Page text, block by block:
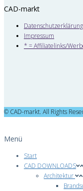
CAD-markt
Datenschutzerklärung
Impressum
* = Affiliatelinks/
© CAD-markt. All Rights
Menü
Start
CAD DOWNLOADS
Architektur